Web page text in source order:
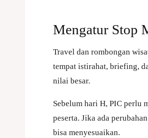
Mengatur Stop
Travel dan rombongan
tempat istirahat, briefing,
nilai besar.
Sebelum hari H, PIC perlu
peserta. Jika ada
bisa menyesuaikan.